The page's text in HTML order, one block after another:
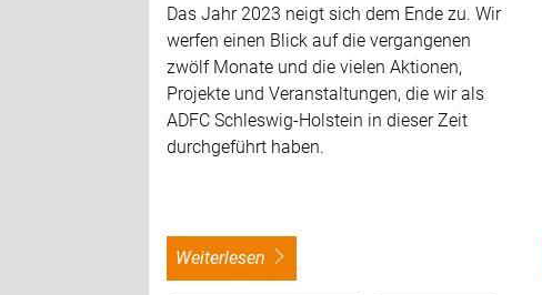
Das Jahr 2023 neigt sich dem Ende zu. Wir
werfen einen Blick auf die vergangenen
zwölf Monate und die vielen Aktionen,
Projekte und Veranstaltungen, die wir als
ADFC Schleswig-Holstein in dieser Zeit
durchgeführt haben.
weiterlesen